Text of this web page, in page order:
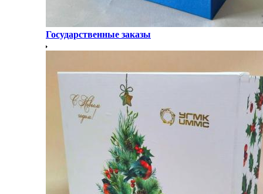
Государственные заказы